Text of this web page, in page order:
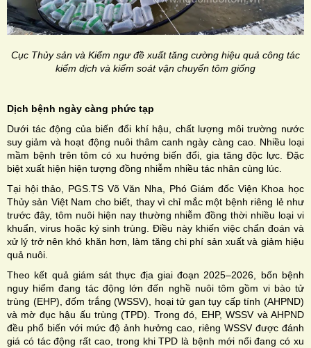
Cục Thủy sản và Kiểm ngư đề xuất tăng cường hiệu quả công tác
kiểm dịch và kiểm soát vận chuyển tôm giống
Dịch bệnh ngày càng phức tạp
Dưới tác động của biến đổi khí hậu, chất lượng môi trường nước
suy giảm và hoạt động nuôi thâm canh ngày càng cao. Nhiều loại
mầm bệnh trên tôm có xu hướng biến đổi, gia tăng độc lực. Đặc
biệt xuất hiện hiện tượng đồng nhiễm nhiều tác nhân cùng lúc.
Tại hội thảo, PGS.TS Võ Văn Nha, Phó Giám đốc Viện Khoa học
Thủy sản Việt Nam cho biết, thay vì chỉ mắc một bệnh riêng lẻ như
trước đây, tôm nuôi hiện nay thường nhiễm đồng thời nhiều loại vi
khuẩn, virus hoặc ký sinh trùng. Điều này khiến việc chẩn đoán và
xử lý trở nên khó khăn hơn, làm tăng chi phí sản xuất và giảm hiệu
quả nuôi.
Theo kết quả giám sát thực địa giai đoạn 2025–2026, bốn bệnh
nguy hiểm đang tác động lớn đến nghề nuôi tôm gồm vi bào tử
trùng (EHP), đốm trắng (WSSV), hoại tử gan tụy cấp tính (AHPND)
và mờ đục hậu ấu trùng (TPD). Trong đó, EHP, WSSV và AHPND
đều phổ biến với mức độ ảnh hưởng cao, riêng WSSV được đánh
giá có tác động rất cao, trong khi TPD là bệnh mới nổi đang có xu